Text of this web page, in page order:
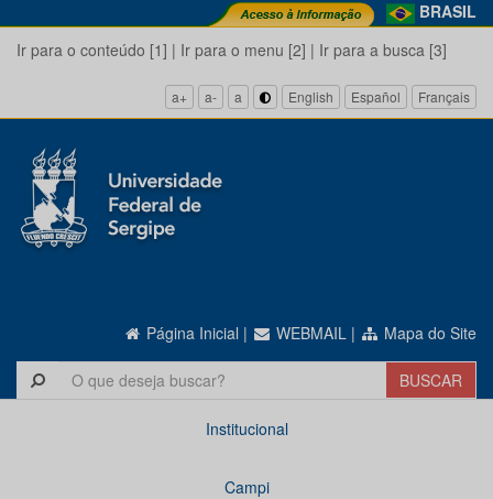
BRASIL
Ir para o conteúdo [1] | Ir para o menu [2] | Ir para a busca [3]
a+ a- a English Español Français
Página Inicial | WEBMAIL | Mapa do Site
Institucional
Campi